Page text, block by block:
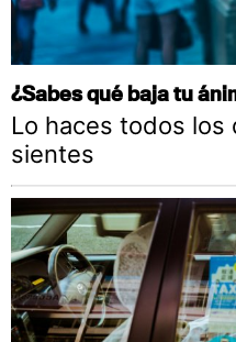
¿Sabes qué baja tu
Lo haces todos los
sientes